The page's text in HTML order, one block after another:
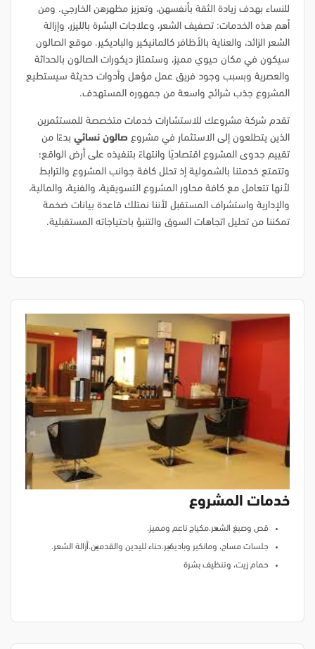
للنساء بهدف زيادة الثقة بأنفسهن، وتعزيز مظهرهن الخارجي. ومن
أهم هذه الخدمات: تصفيف الشعر، وعلاجات البشرة بالليزر، وإزالة
الشعر الزائد، والعناية بالأظافر كالمانيكير والباديكير. موقع الصالون
سيكون في مكان حيوي مميز، وستمتاز ديكورات الصالون بالحداثة
والعصرية وبسبب وجود فريق عمل مؤهل وأدوات حديثة سيستطيع
المشروع جذب شرائح واسعة من جمهوره المستهدف.
تقدم شركة مشروعك للاستشارات خدمات متخصصة للمستثمرين
الذين يتطلعون إلى الاستثمار في مشروع صالون نسائي بدءًا من
تقييم جدوى المشروع اقتصاديًا وانتهاءً بتنفيذه على أرض الواقع؛
وتتمتع خدمتنا بالشمولية إذ تحلل كافة جوانب المشروع والترابط
لأنها تتعامل مع كافة محاور المشروع التسويقية، والفنية، والمالية،
والإدارية واستشراف المستقبل لأننا نمتلك قاعدة بيانات ضخمة
تمكننا من تحليل اتجاهات السوق والتنبؤ باحتياجاته المستقبلية.
خدمات المشروع
قص وصبغ الشعر.مكياج ناعم ومميز.
جلسات مساج، ومانكير وباديكير.حناء لليدين والقدمين. أزالة الشعر.
حمام زيت، وتنظيف بشرة